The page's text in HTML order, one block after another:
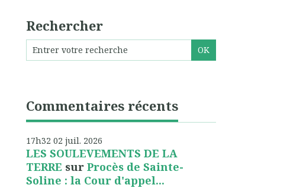
Rechercher
Commentaires récents
17h32 02 juil. 2026
LES SOULEVEMENTS DE LA
TERRE sur Procès de Sainte-
Soline : la Cour d'appel...